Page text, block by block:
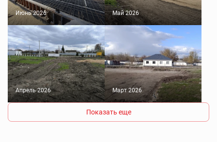
Июнь 2026 Май 2026
Апрель 2026 Март 2026
Показать еще